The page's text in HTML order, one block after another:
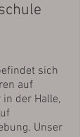
sich
auf
der Halle,
Unser